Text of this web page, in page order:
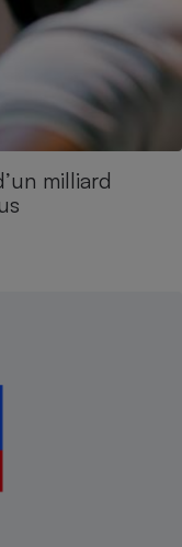
milliard